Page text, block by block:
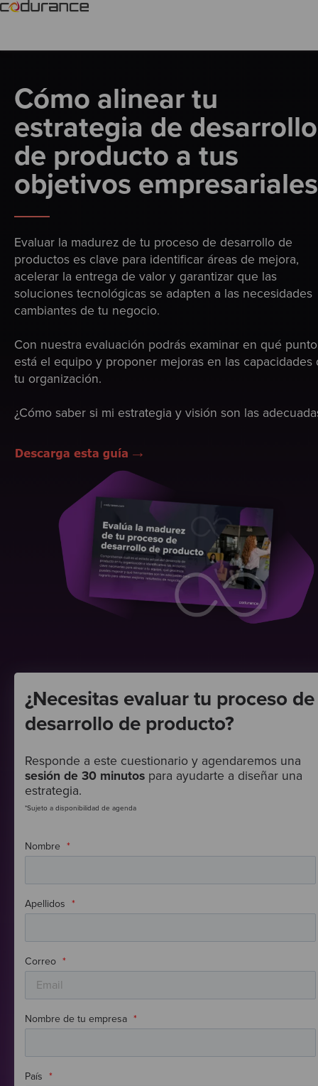
Cómo alinear tu
estrategia de desarrollo
de producto a tus
objetivos empresariales
Evaluar la madurez de tu proceso de desarrollo de
productos es clave para identificar áreas de mejora,
acelerar la entrega de valor y garantizar que las
soluciones tecnológicas se adapten a las necesidades
cambiantes de tu negocio.
Con nuestra evaluación podrás examinar en qué punto
está el equipo y proponer mejoras en las capacidades
tu organización.
¿Cómo saber si mi estrategia y visión son las
¿Necesitas evaluar tu proceso de
desarrollo de producto?
Responde a este cuestionario y agendaremos una
sesión de 30 minutos para ayudarte a diseñar una
estrategia.
*Sujeto a disponibilidad de agenda
Nombre *
Apellidos *
Correo *
Nombre de tu empresa *
País *